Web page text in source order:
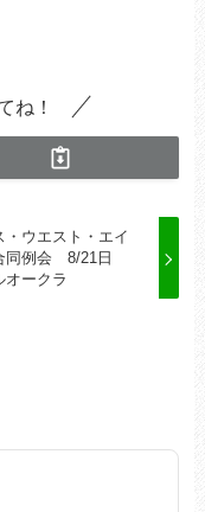
ね！
・ウエスト・エイ
同例会 8/21日
オークラ